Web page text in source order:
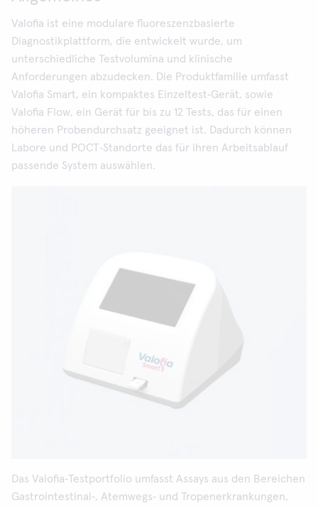
Valofia ist eine modulare fluoreszenzbasierte
Diagnostikplattform, die entwickelt wurde, um
unterschiedliche Testvolumina und klinische
Anforderungen abzudecken. Die Produktfamilie umfasst
Valofia Smart, ein kompaktes Einzeltest‑Gerät, sowie
Valofia Flow, ein Gerät für bis zu 12 Tests, das für einen
höheren Probendurchsatz geeignet ist. Dadurch können
Labore und POCT‑Standorte das für ihren Arbeitsablauf
passende System auswählen.
Das Valofia‑Testportfolio umfasst Assays aus den Bereichen
Gastrointestinal‑, Atemwegs‑ und Tropenerkrankungen,